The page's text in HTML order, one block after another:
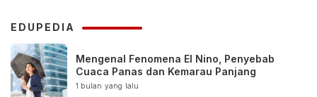
EDUPEDIA
Mengenal Fenomena El Nino, Penyebab
Cuaca Panas dan Kemarau Panjang
1 bulan yang lalu